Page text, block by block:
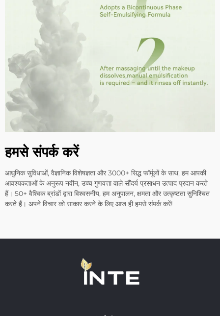
हमसे संपर्क करें
आधुनिक सुविधाओं, वैज्ञानिक विशेषज्ञता और 3000+ सिद्ध फॉर्मूलों के साथ, हम आपकी
आवश्यकताओं के अनुरूप नवीन, उच्च गुणवत्ता वाले सौंदर्य प्रसाधन उत्पाद प्रदान करते
हैं। 50+ वैश्विक ब्रांडों द्वारा विश्वसनीय, हम अनुपालन, क्षमता और उत्कृष्टता सुनिश्चित
करते हैं। अपने विचार को साकार करने के लिए आज ही हमसे संपर्क करें!